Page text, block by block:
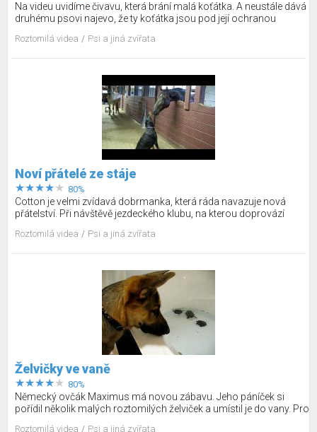
Na videu uvidíme čivavu, která brání malá koťátka. A neustále dává
druhému psovi najevo, že ty koťátka jsou pod její ochranou
Roztomilá videa Psi a jiná zvířata
Noví přátelé ze stáje
80%
Cotton je velmi zvídavá dobrmanka, která ráda navazuje nová
přátelství. Při návštěvě jezdeckého klubu, na kterou doprovází
místní kočku i jednoho zajímavého koníka. Kůň je otevřenější než
Roztomilá videa Psi a jiná zvířata
Želvičky ve vaně
80%
Německý ovčák Maximus má novou zábavu. Jeho páníček si
pořídil několik malých roztomilých želviček a umístil je do vany. Pro
Roztomilá videa Psi a jiná zvířata